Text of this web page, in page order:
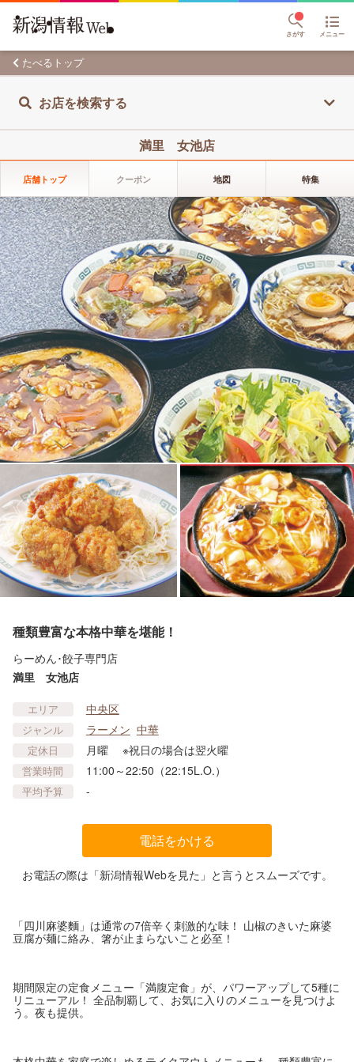
さがす メニュー
たべるトップ
お店を検索する
満里 女池店
店舗トップ クーポン 地図 特集
種類豊富な本格中華を堪能！
らーめん･餃子専門店
満里 女池店
エリア 中央区
ジャンル ラーメン 中華
定休日 月曜 ※祝日の場合は翌火曜
営業時間 11:00～22:50（22:15L.O.）
平均予算 -
電話をかける
お電話の際は「新潟情報Webを見た」と言うとスムーズです。
「四川麻婆麵」は通常の7倍辛く刺激的な味！ 山椒のきいた麻婆
豆腐が麺に絡み、箸が止まらないこと必至！
期間限定の定食メニュー「満腹定食」が、パワーアップして5種に
リニューアル！ 全品制覇して、お気に入りのメニューを見つけよ
う。夜も提供。